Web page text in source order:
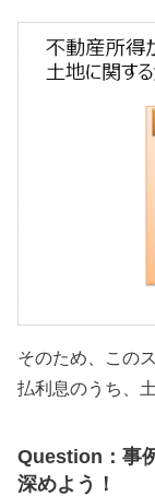
そのため、この
払利息のうち、
Question：事
深めよう！